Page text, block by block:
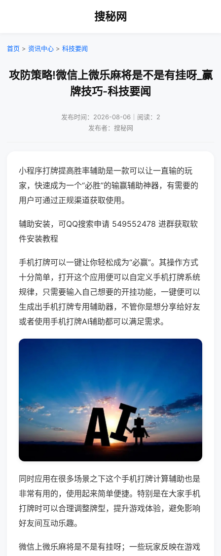
搜秘网
首页 > 资讯中心 > 科技要闻
攻防策略!微信上微乐麻将是不是有挂呀_赢
牌技巧-科技要闻
发布时间：2026-08-06｜阅读：2
发布者：搜秘网
小程序打牌提高胜率辅助是一款可以让一直输的玩
家，快速成为一个“必胜”的输赢辅助神器，有需要的
用户可通过正规渠道获取使用。
辅助安装，可QQ搜索申请 549552478 进群获取软
件安装教程
手机打牌可以一键让你轻松成为“必赢”。其操作方式
十分简单，打开这个应用便可以自定义手机打牌系统
规律，只需要输入自己想要的开挂功能，一键便可以
生成出手机打牌专用辅助器，不管你是想分享给好友
或者使用手机打牌AI辅助都可以满足需求。
同时应用在很多场景之下这个手机打牌计算辅助也是
非常有用的，使用起来简单便捷。特别是在大家手机
打牌时可以合理调整牌型，提升游戏体验，避免影响
好友间互动乐趣。
微信上微乐麻将是不是有挂呀；一些玩家反映在游戏